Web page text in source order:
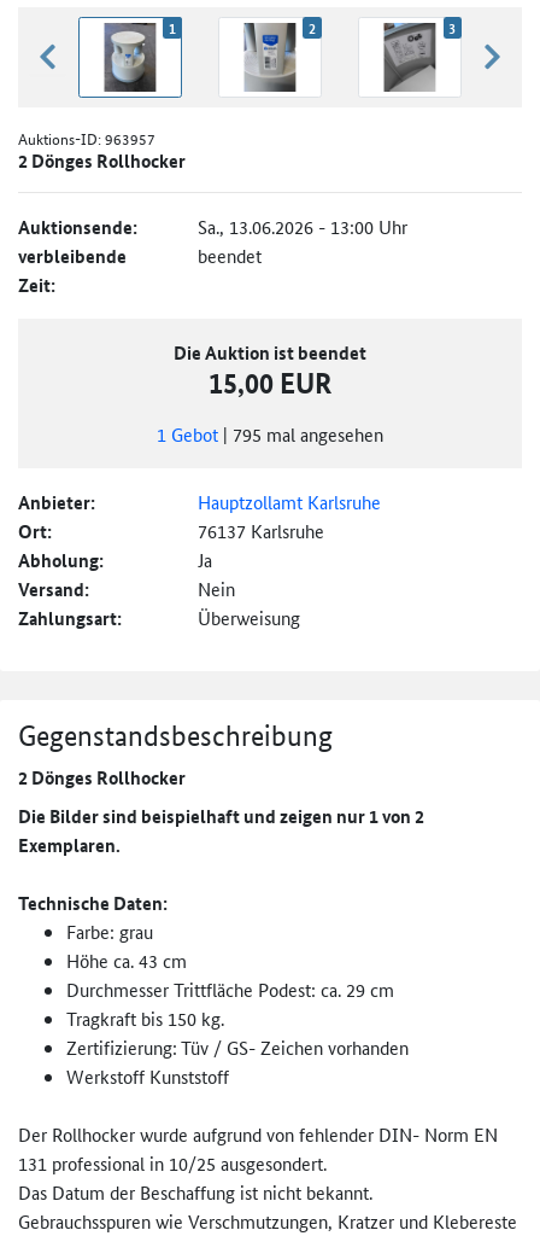
zurück blättern
1 2 3
Auktions-ID:963957
2 Dönges Rollhocker
Auktionsende: Sa., 13.06.2026 - 13:00 Uhr
verbleibende
Zeit:
beendet
Die Auktion ist beendet
15,00 EUR
1 Gebot | 795 mal angesehen
Anbieter: Hauptzollamt Karlsruhe
Ort: 76137 Karlsruhe
Abholung: Ja
Versand: Nein
Zahlungsart: Überweisung
Gegenstandsbeschreibung
2 Dönges Rollhocker
Die Bilder sind beispielhaft und zeigen nur 1 von 2
Exemplaren.
Technische Daten:
Farbe: grau
Höhe ca. 43 cm
Durchmesser Trittfläche Podest: ca. 29 cm
Tragkraft bis 150 kg.
Zertifizierung:Tüv / GS- Zeichen vorhanden
Werkstoff Kunststoff
Der Rollhocker wurde aufgrund von fehlender DIN- Norm EN
131 professional in 10/25 ausgesondert.
Das Datum der Beschaffung ist nicht bekannt.
Gebrauchsspuren wie Verschmutzungen, Kratzer und Klebereste